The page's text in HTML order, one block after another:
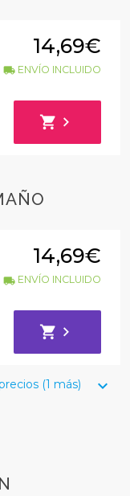
14,69€
local_shippingENVÍO INCLUIDO
shopping_cart chevron_right
14,69€
local_shippingENVÍO INCLUIDO
shopping_cart chevron_right
keyboard_arrow_down
(1 más)